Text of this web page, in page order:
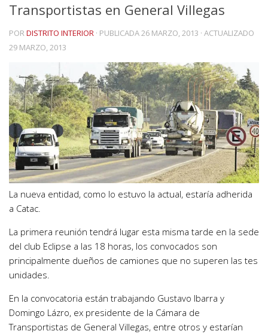
Transportistas en General Villegas
PORDISTRITO INTERIOR · PUBLICADA26 MARZO, 2013 · ACTUALIZADO
29 MARZO, 2013
La nueva entidad, como lo estuvo la actual, estaría adherida
a Catac.
La primera reunión tendrá lugar esta misma tarde en la sede
del club Eclipse a las 18 horas, los convocados son
principalmente dueños de camiones que no superen las tes
unidades.
En la convocatoria están trabajando Gustavo Ibarra y
Domingo Lázro, ex presidente de la Cámara de
Transportistas de General Villegas, entre otros y estarían